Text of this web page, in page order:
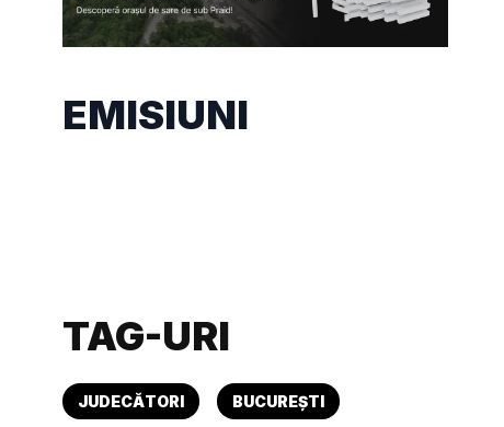
EMISIUNI
TAG-URI
JUDECĂTORI BUCUREȘTI